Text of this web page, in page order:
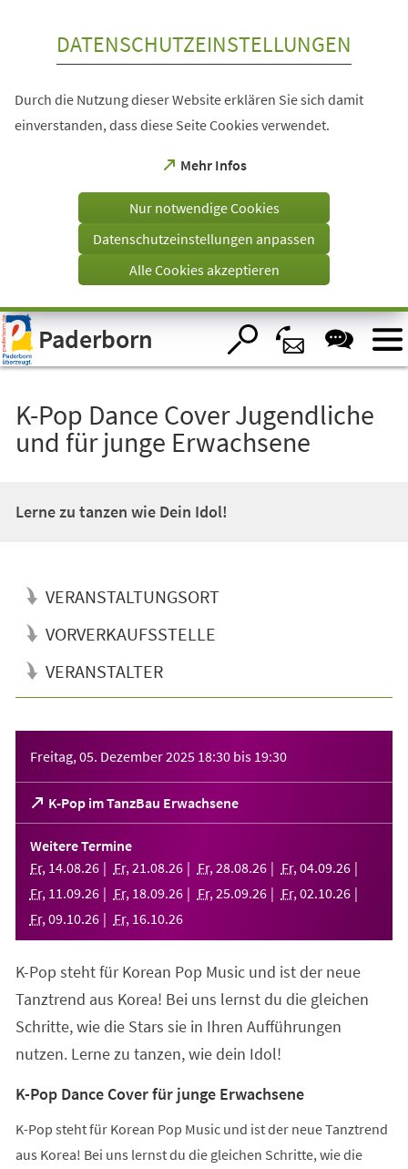
Visuelle
Assistenzsoftware
öffnen.
DATENSCHUTZEINSTELLUNGEN
Durch die Nutzung dieser Website erklären Sie sich damit
einverstanden, dass diese Seite Cookies verwendet.
Mehr Infos
(Öffnet
einem
Tab)
Nur notwendige Cookies
Datenschutzeinstellungen anpassen
Alle Cookies akzeptieren
Paderborn
K-Pop Dance Cover Jugendliche
und für junge Erwachsene
Lerne zu tanzen wie Dein Idol!
VERANSTALTUNGSORT
VORVERKAUFSSTELLE
VERANSTALTER
Freitag, 05. Dezember 2025 18:30 bis 19:30
K-Pop im TanzBau Erwachsene
(Öffnet
in
einem
neuen
Tab)
Weitere Termine
Fr, 14.08.26 Fr, 21 .08.26 Fr, 28.08.26 Fr, 04.09.26
Fr, 11 .09.26 Fr, 18.09.26 Fr, 25.09.26 Fr, 02.10.26
Fr, 09.10.26 Fr, 16.10.26
K-Pop steht für Korean Pop Music und ist der neue
Tanztrend aus Korea! Bei uns lernst du die gleichen
Schritte, wie die Stars sie in Ihren Aufführungen
nutzen. Lerne zu tanzen, wie dein Idol!
K-Pop Dance Cover für junge Erwachsene
K-Pop steht für Korean Pop Music und ist der neue Tanztrend
aus Korea! Bei uns lernst du die gleichen Schritte, wie die